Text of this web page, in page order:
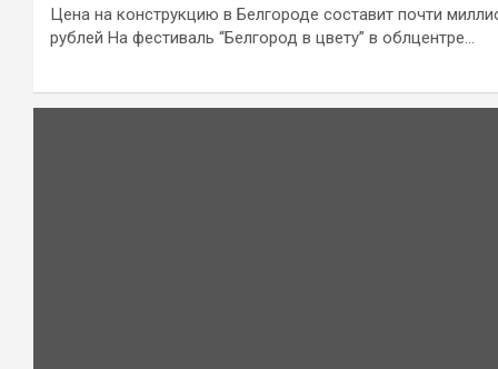
Цена на конструкцию в Белгороде составит почти
рублей На фестиваль “Белгород в цвету” в облцентре…